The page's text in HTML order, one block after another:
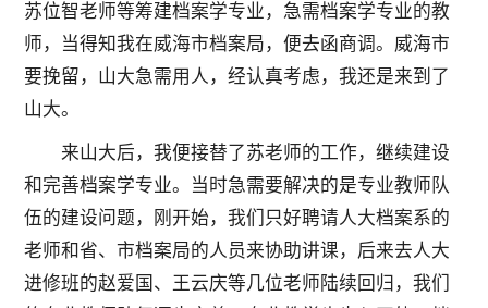
苏位智老师等筹建档案学专业，急需档案学专业的教
师，当得知我在威海市档案局，便去函商调。威海市
要挽留，山大急需用人，经认真考虑，我还是来到了
山大。
来山大后，我便接替了苏老师的工作，继续建设
和完善档案学专业。当时急需要解决的是专业教师队
伍的建设问题，刚开始，我们只好聘请人大档案系的
老师和省、市档案局的人员来协助讲课，后来去人大
进修班的赵爱国、王云庆等几位老师陆续回归，我们